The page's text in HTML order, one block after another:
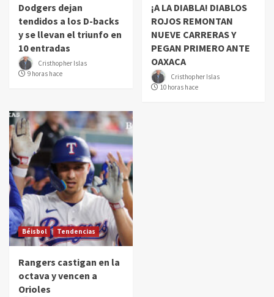
Dodgers dejan
tendidos a los D-backs
y se llevan el triunfo en
10 entradas
Cristhopher Islas
9 horas hace
¡A LA DIABLA! DIABLOS
ROJOS REMONTAN
NUEVE CARRERAS Y
PEGAN PRIMERO ANTE
OAXACA
Cristhopher Islas
10 horas hace
Béisbol Tendencias
Rangers castigan en la
octava y vencen a
Orioles